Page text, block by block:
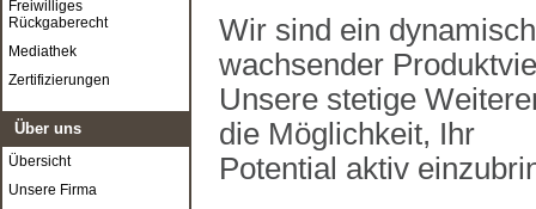
Wir sind ein
wachsender
Unsere stetige
die Möglichkeit, Ihr
Potential aktiv
Freiwilliges
Rückgaberecht
Mediathek
Zertifizierungen
Über uns
Übersicht
Unsere Firma